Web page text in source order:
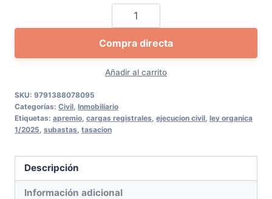
Respuestas
a
problemas
prácticos
que
subastas
cantidad
Añadir al carrito
Compra directa
SKU: 9791388078095
Categorías: Civil Inmobiliario
Etiquetas: apremio cargas registrales ejecucion civil ley organica
1/2025 subastas tasacion
Descripción
Información adicional